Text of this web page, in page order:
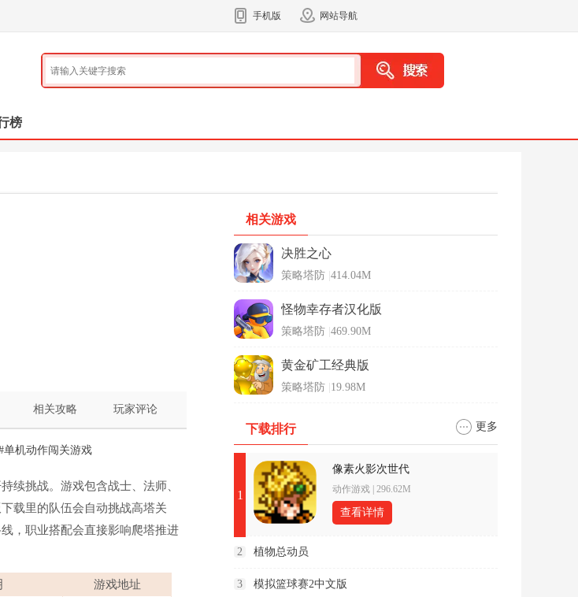
手机版 网站导航
榜
相关攻略 玩家评论
单机动作闯关游戏
续挑战。游戏包含战士、法师、
载里的队伍会自动挑战高塔关
，职业搭配会直接影响爬塔推进
游戏地址
相关游戏
决胜之心
策略塔防 414.04M
怪物幸存者汉化版
策略塔防 469.90M
黄金矿工经典版
策略塔防 19.98M
下载排行 更多
1
像素火影次世代
动作游戏 296.62M
查看详情
2 植物总动员
3 模拟篮球赛2中文版